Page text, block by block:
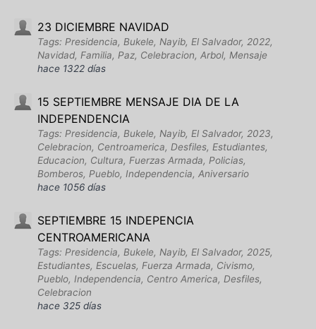
23 DICIEMBRE NAVIDAD
Tags: Presidencia, Bukele, Nayib, El Salvador, 2022,
Navidad, Familia, Paz, Celebracion, Arbol, Mensaje
hace 1322 días
15 SEPTIEMBRE MENSAJE DIA DE LA
INDEPENDENCIA
Tags: Presidencia, Bukele, Nayib, El Salvador, 2023,
Celebracion, Centroamerica, Desfiles, Estudiantes,
Educacion, Cultura, Fuerzas Armada, Policias,
Bomberos, Pueblo, Independencia, Aniversario
hace 1056 días
SEPTIEMBRE 15 INDEPENCIA
CENTROAMERICANA
Tags: Presidencia, Bukele, Nayib, El Salvador, 2025,
Estudiantes, Escuelas, Fuerza Armada, Civismo,
Pueblo, Independencia, Centro America, Desfiles,
Celebracion
hace 325 días